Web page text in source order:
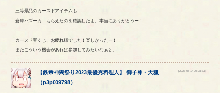
三等景品のカースドアイテムも
倉庫バズーカ…もらえたのを確認したよ。本当にありがとうー！
カースド宝くじ、お疲れ様でした！楽しかったー！
またこういう機会があれば参加してみたいなぁと。
【鉄帝神輿祭り2023最優秀料理人 】御子神 ・ 天狐
（p3p009798）
[2023-08-14 00:28:33]